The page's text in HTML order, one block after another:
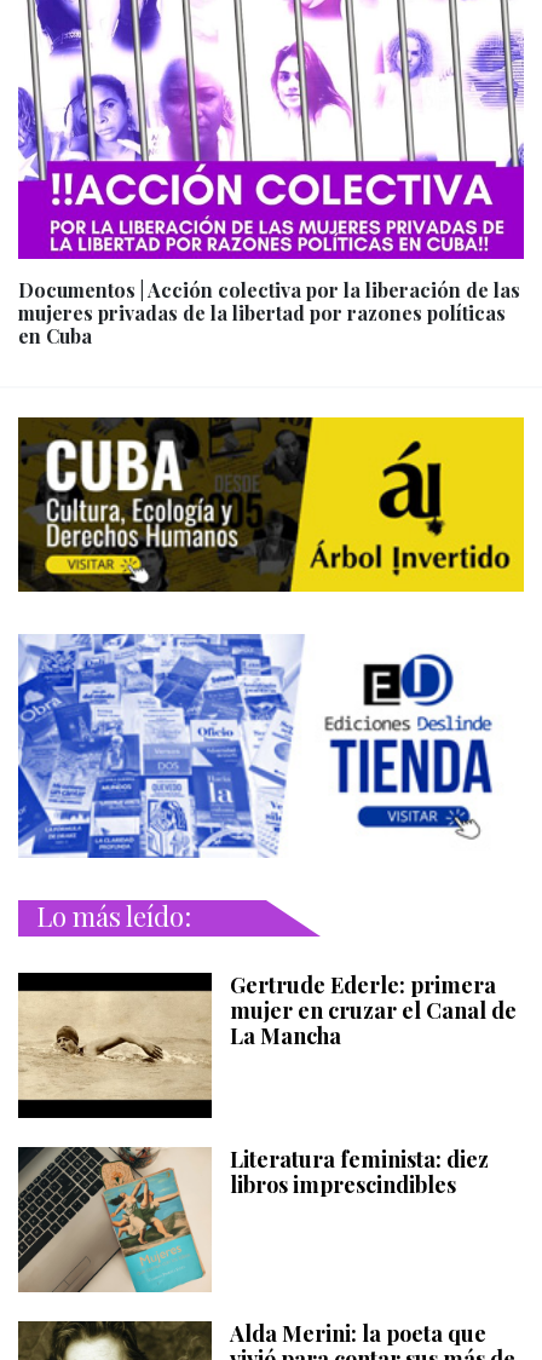
Documentos | Acción colectiva por la liberación de las
mujeres privadas de la libertad por razones políticas
en Cuba
Lo más leído:
Gertrude Ederle: primera
mujer en cruzar el Canal de
La Mancha
Literatura feminista: diez
libros imprescindibles
Alda Merini: la poeta que